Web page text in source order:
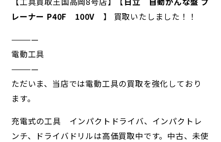
レーナー P40F 100V 】 買取いたしました！！
————
電動工具
————
ただいま、当店では電動工具の買取を強化しており
ます。
充電式の工具 インパクトドライバ、インパクトレ
ンチ、ドライバドリルは高価買取中です。中古、未使